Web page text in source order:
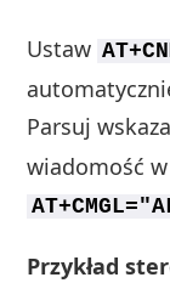
Ustaw
Parsuj
wiadomość
Przykład